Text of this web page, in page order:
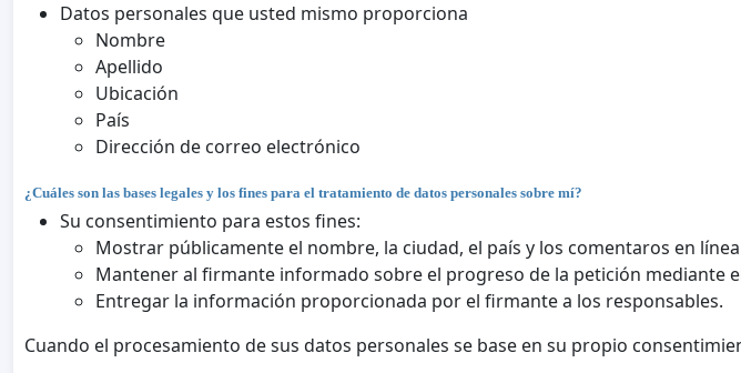
Datos personales que usted mismo proporciona
Nombre
Apellido
Ubicación
País
Dirección de correo electrónico
¿Cuáles son las bases legales y los fines para el tratamiento de datos personales sobre mí?
Su consentimiento para estos fines:
Mostrar públicamente el nombre, la ciudad, el país y los comentaros en
Mantener al firmante informado sobre el progreso de la petición mediante
Entregar la información proporcionada por el firmante a los responsables.
Cuando el procesamiento de sus datos personales se base en su propio